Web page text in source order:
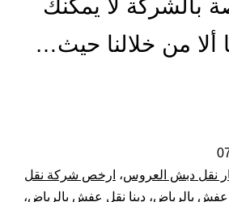
بالشركة لا يمكنك
ألا من خلالنا حيث…
نقل دبش العروس، ارخص شركة نقل
عفش بالرياض، دينا نقل عفش بالرياض،